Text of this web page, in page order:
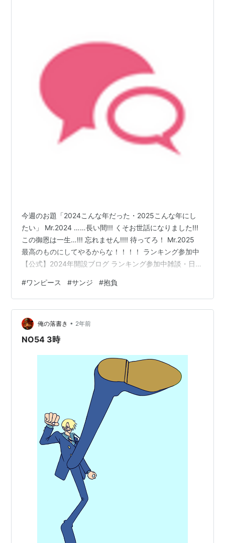
今週のお題「2024こんな年だった・2025こんな年にし
たい」 Mr.2024 ……長い間!!! くそお世話になりました!!!
この御恩は一生…!!! 忘れません!!!! 待ってろ！ Mr.2025
最高のものにしてやるからな！！！！ ランキング参加中
【公式】2024年開設ブログ ランキング参加中雑談・日記
#ワンピース #サンジ #抱負
俺の落書き • 2年前
NO54 3時